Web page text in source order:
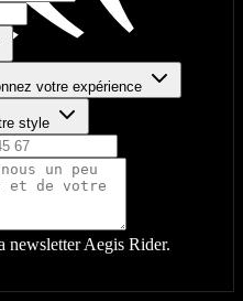
votre expérience
style
newsletter Aegis Rider.